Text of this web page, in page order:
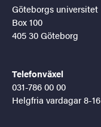
Göteborgs universitet
Box 100
405 30 Göteborg
Telefonväxel
031-786 00 00
Helgfria vardagar 8-16